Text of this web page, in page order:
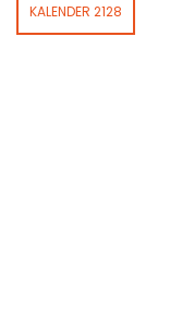
KALENDER 2128